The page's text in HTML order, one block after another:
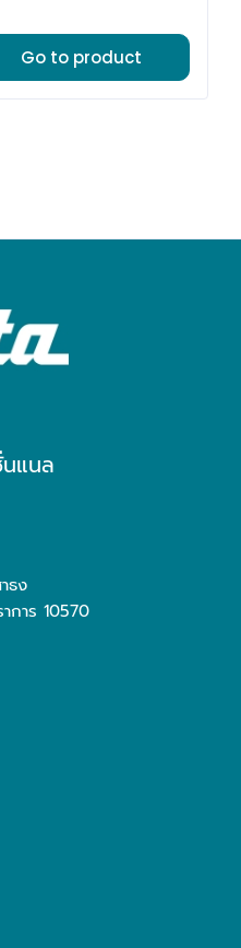
Go to product
แนล
ธง
การ 10570